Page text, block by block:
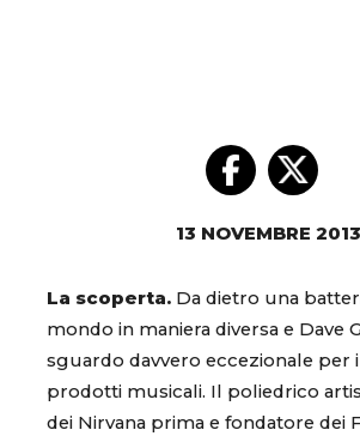
13 NOVEMBRE 2013
La scoperta. Da dietro una
mondo in maniera diversa e Dave
sguardo davvero eccezionale per
prodotti musicali. Il poliedrico
dei Nirvana prima e fondatore dei